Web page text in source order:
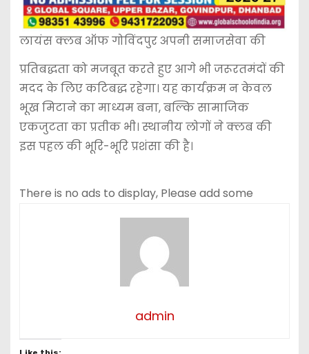
लायंस क्लब ऑफ गोविंदपुर अपनी समाजसेवा की
प्रतिबद्धता को मजबूत करते हुए आगे भी जरूरतमंदों की
मदद के लिए कटिबद्ध रहेगा। यह कार्यक्रम न केवल
भूख मिटाने का माध्यम बना, बल्कि सामाजिक
एकजुटता का प्रतीक भी। स्थानीय लोगों ने क्लब की
इस पहल की भूरि-भूरि प्रशंसा की है।
There is no ads to display, Please add some
admin